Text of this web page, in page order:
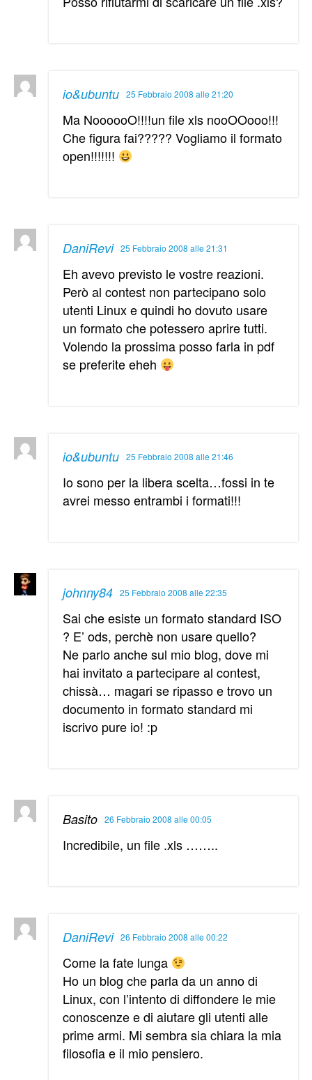
io&ubuntu 25 Febbraio 2008 alle 21:20
Ma NoooooO!!!!un file xls nooOOooo!!!
Che figura fai????? Vogliamo il formato
open!!!!!!!
DaniRevi 25 Febbraio 2008 alle 21:31
Eh avevo previsto le vostre reazioni.
Però al contest non partecipano solo
utenti Linux e quindi ho dovuto usare
un formato che potessero aprire tutti.
Volendo la prossima posso farla in pdf
se preferite eheh
io&ubuntu 25 Febbraio 2008 alle 21:46
Io sono per la libera scelta…fossi in te
avrei messo entrambi i formati!!!
johnny84 25 Febbraio 2008 alle 22:35
Sai che esiste un formato standard ISO
? E’ ods, perchè non usare quello?
Ne parlo anche sul mio blog, dove mi
hai invitato a partecipare al contest,
chissà… magari se ripasso e trovo un
documento in formato standard mi
iscrivo pure io! :p
Basito 26 Febbraio 2008 alle 00:05
Incredibile, un file .xls ……..
DaniRevi 26 Febbraio 2008 alle 00:22
Come la fate lunga
Ho un blog che parla da un anno di
Linux, con l’intento di diffondere le mie
conoscenze e di aiutare gli utenti alle
prime armi. Mi sembra sia chiara la mia
filosofia e il mio pensiero.